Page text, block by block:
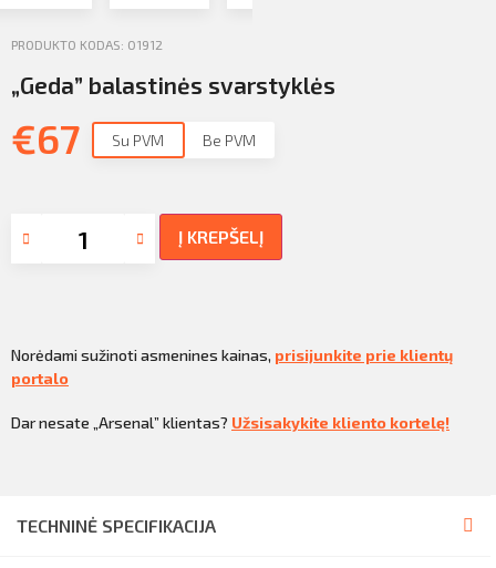
PRODUKTO KODAS: 01912
„Geda” balastinės svarstyklės
€67 Su PVM Be PVM
Į KREPŠELĮ
Norėdami sužinoti asmenines kainas, prisijunkite prie klientų
portalo
Dar nesate „Arsenal” klientas? Užsisakykite kliento kortelę!
TECHNINĖ SPECIFIKACIJA